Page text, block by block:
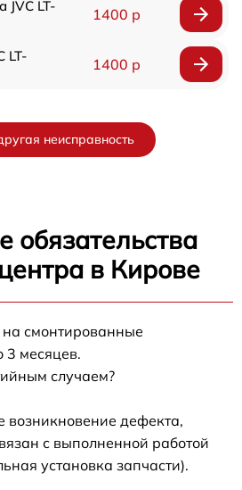
JVC LT-
1400 р
LT-
1400 р
неисправность
обязательства
в Кирове
на смонтированные
месяцев.
случаем?
возникновение дефекта,
с выполненной работой
установка запчасти).